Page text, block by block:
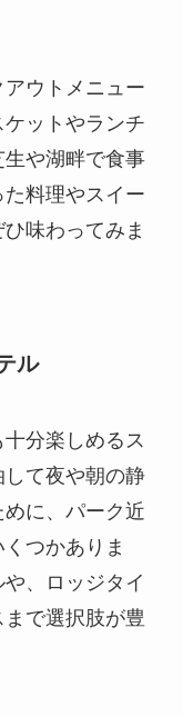
ウトメニュー
ットやランチ
や湖畔で食事
料理やスイー
味わってみま
ル
分楽しめるス
て夜や朝の静
に、パーク近
つかありま
、ロッジタイ
で選択肢が豊